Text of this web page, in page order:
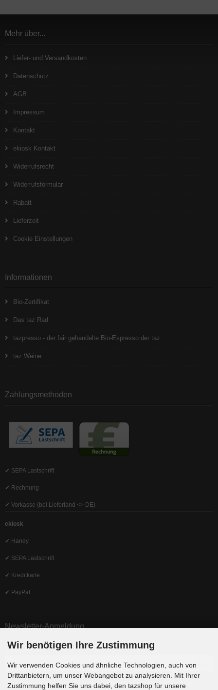
Mehr über...
Liefer- und Versandkosten
Datenschutz
AGB
Impressum
Kontakt
ekiosk Kontakt
Widerrufsrecht
Widerrufsformular
Rabatt
Lieferzeit
Cookie Einstellungen
Informationen
Bio-Zertifikat
Das taz Rad
tazpresso - der fair gehandelte Bio-Espresso der taz
taz Weine
Zahlungsmethoden
✔ SEPA Lastschrift
✔ Rechnung
✔ Vorkasse (bei Lieferland <> DE)
ekiosk
✔ Handy
✔ SEPA Lastschrift
✔ Kreditkarte
✔ PayPal
Newsletter-Anmeldung
E-Mail-Adresse:
Der Newsletter kann jederzeit hier oder in Ihrem Kundenkonto abbestellt
Wir benötigen Ihre Zustimmung
Wir verwenden Cookies und ähnliche Technologien, auch von
Drittanbietern, um unser Webangebot zu analysieren. Mit Ihrer
Zustimmung helfen Sie uns dabei, den tazshop für unsere